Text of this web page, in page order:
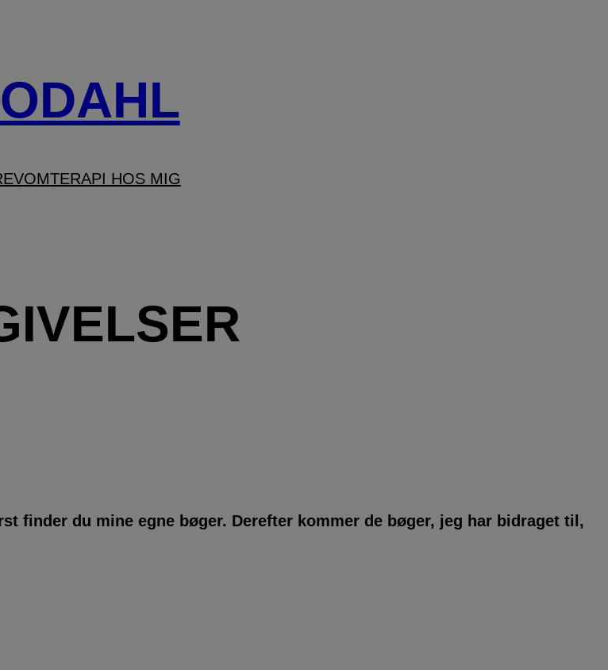
OMTERAPI HOS MIG
finder du mine egne bøger. Derefter kommer de bøger, jeg har bidraget til,